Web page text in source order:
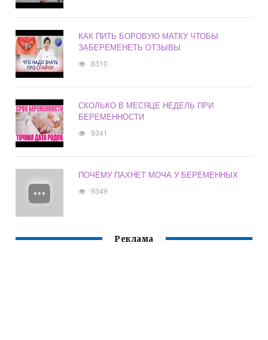
КАК ПИТЬ БОРОВУЮ МАТКУ ЧТОБЫ
ЗАБЕРЕМЕНЕТЬ ОТЗЫВЫ
8310
СКОЛЬКО В МЕСЯЦЕ НЕДЕЛЬ ПРИ
БЕРЕМЕННОСТИ
9341
ПОЧЕМУ ПАХНЕТ МОЧА У БЕРЕМЕННЫХ
9349
Реклама